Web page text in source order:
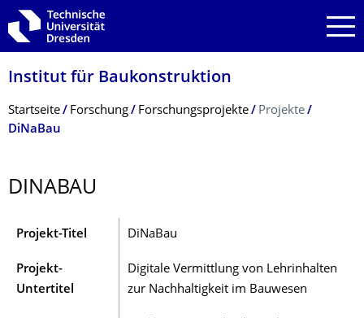
Zur Hauptnavigation springen
Zur Suche springen
Zum Inhalt springen
Institut für Baukonstruktion
Breadcrumb-Menü
Startseite Forschung Forschungsprojekte
Projekte
DiNaBau
DINABAU
Projekt-Titel DiNaBau
Projekt-
Untertitel
Digitale Vermittlung von Lehrinhalten
zur Nachhaltigkeit im Bauwesen